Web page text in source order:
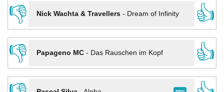
👎
Nick Wachta & Travellers- Dream of Infinity
👍
👎
Papageno MC- Das Rauschen im Kopf
👍
neu